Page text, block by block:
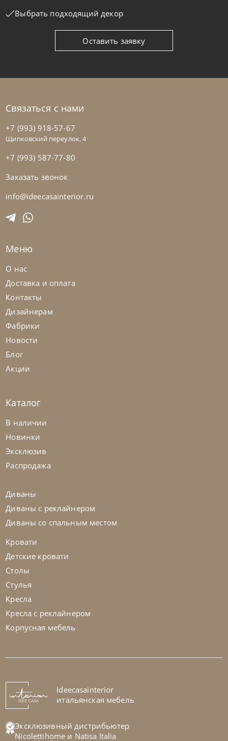
Natisa
Столик кофейный Egg
Natisa
Столик кофейный Moon
Столик кофейный Shape
На заказ 45-90 дн
Выбрать подходящий декор
Оставить заявку
Связаться с нами
+7 (993) 918-57-67
Щипковский переулок, 4
+7 (993) 587-77-80
Заказать звонок
info@ideecasainterior.ru
Меню
О нас
Доставка и оплата
Контакты
Дизайнерам
Фабрики
Новости
Блог
Акции
Каталог
В наличии
Новинки
Эксклюзив
Распродажа
Диваны
Диваны с реклайнером
Диваны со спальным местом
Кровати
Детские кровати
Столы
Стулья
Кресла
Кресла с реклайнером
Корпусная мебель
Ideecasainterior
итальянская мебель
Эксклюзивный дистрибьютер
Nicolettihome и Natisa Italia